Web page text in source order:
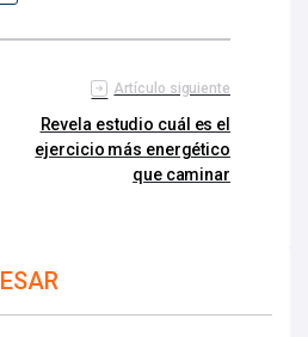
Artículo siguiente
Revela estudio cuál es el
ejercicio más energético
que caminar